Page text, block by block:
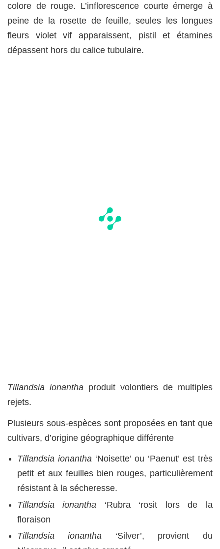
colore de rouge. L’inflorescence courte émerge à
peine de la rosette de feuille, seules les longues
fleurs violet vif apparaissent, pistil et étamines
dépassent hors du calice tubulaire.
Tillandsia ionantha produit volontiers de multiples
rejets.
Plusieurs sous-espèces sont proposées en tant que
cultivars, d’origine géographique différente
Tillandsia ionantha‘Noisette’ ou ‘Paenut’ est très
petit et aux feuilles bien rouges, particulièrement
résistant à la sécheresse.
Tillandsia ionantha ‘Rubra ‘rosit lors de la
floraison
Tillandsia ionantha ‘Silver’, provient du